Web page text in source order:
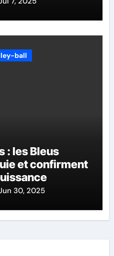
ball
: les Bleus
et confirment
30, 2025